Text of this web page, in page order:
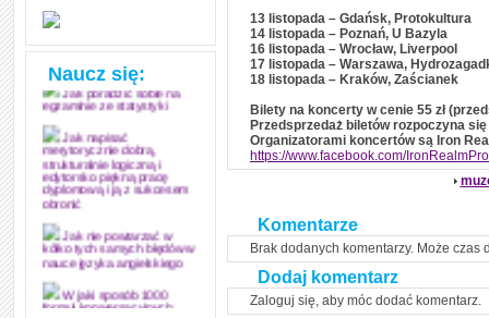
Naucz się:
egzamin? Poznaj metody
Jak poradzić sobie na
egzaminie ze statystyki
Jak napisać
merytorycznie dobrą,
strukturalnie logiczną i
edytorsko piękną pracę
dyplomową i ją z sukcesem
obronić
Jak nie powtarzać w
kółko tych samych błędów w
nauce języka angielskiego
W jaki sposób 1000
formuł konwersacyjnych
13 listopada – Gdańsk, Protokultura
14 listopada – Poznań, U Bazyla
16 listopada – Wrocław, Liverpool
17 listopada – Warszawa,
18 listopada – Kraków, Zaścianek
Bilety na koncerty w cenie 55 zł
Przedsprzedaż biletów rozpoczyna
Organizatorami koncertów są Iron
https://www.facebook.com/
Komentarze
Brak dodanych komentarzy. Może czas
Dodaj komentarz
Zaloguj się, aby móc dodać komentarz.